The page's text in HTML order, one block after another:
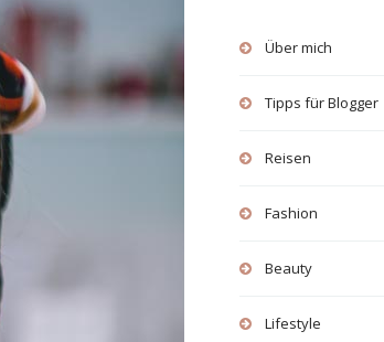
Über mich
Tipps für Blogger
Reisen
Fashion
Beauty
Lifestyle